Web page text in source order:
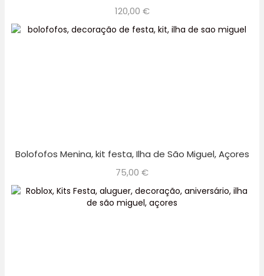
120,00 €
Bolofofos Menina, kit festa, Ilha de São Miguel, Açores
75,00 €